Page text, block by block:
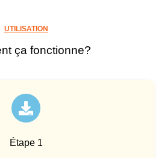
UTILISATION
ça fonctionne?
Étape 1